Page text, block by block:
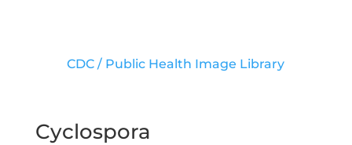
CDC / Public Health Image Library
Cyclospora